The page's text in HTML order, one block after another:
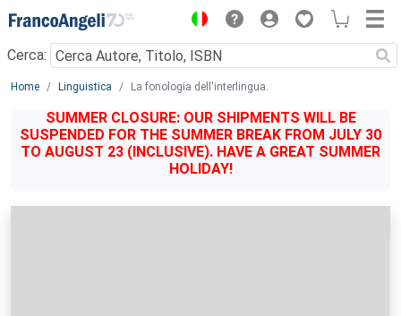
Menu
Cerca:
Main content
Home Linguistica La fonologia dell'interlingua.
SUMMER CLOSURE: OUR SHIPMENTS WILL BE
SUSPENDED FOR THE SUMMER BREAK FROM JULY 30
TO AUGUST 23 (INCLUSIVE). HAVE A GREAT SUMMER
HOLIDAY!